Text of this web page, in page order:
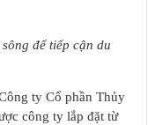
để tiếp cận du
ty Cổ phần Thủy
công ty lắp đặt từ